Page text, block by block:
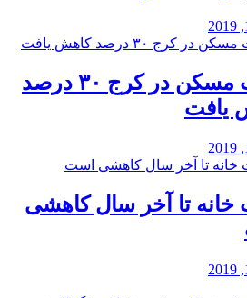
️قیمت مسکن در کرج ۳۰ درصد
یافت
خانه تا آخر سال کاهشی